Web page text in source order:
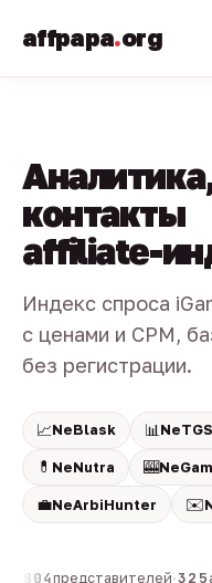
affpapa.org
контакты
affiliate-
Индекс спроса
с ценами и CPM,
без регистрации.
📈NeBlask 📊
💊 NeNutra 🎰
💼NeArbiHunter ✉️
804представителей·325